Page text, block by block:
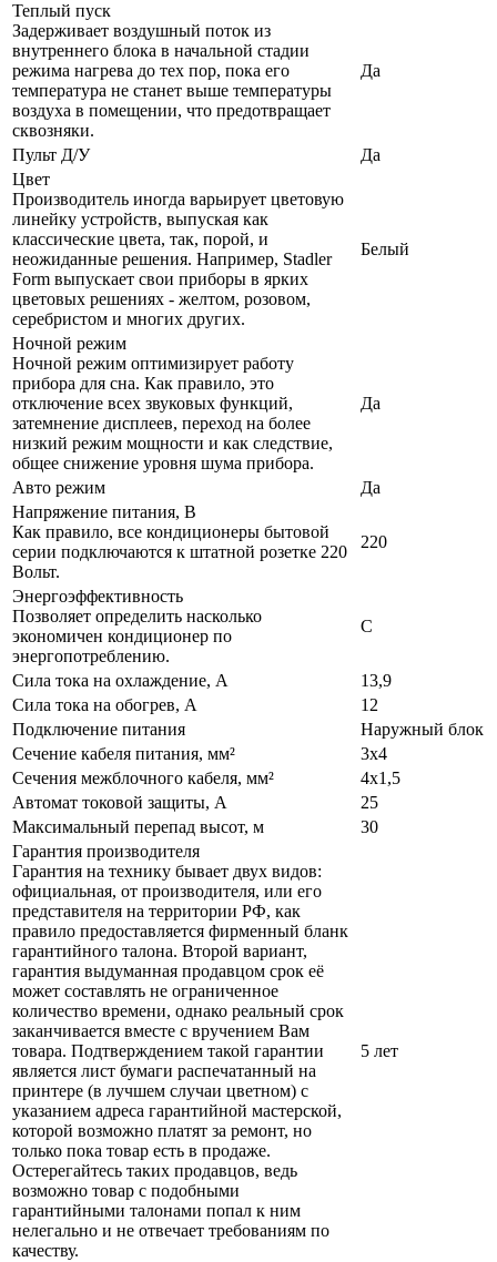
Теплый пуск
Задерживает воздушный поток из
внутреннего блока в начальной стадии
режима нагрева до тех пор, пока его
температура не станет выше температуры
воздуха в помещении, что предотвращает
сквозняки.
Да
Пульт Д/У
Да
Цвет
Производитель иногда варьирует цветовую
линейку устройств, выпуская как
классические цвета, так, порой, и
неожиданные решения. Например, Stadler
Form выпускает свои приборы в ярких
цветовых решениях - желтом, розовом,
серебристом и многих других.
Белый
Ночной режим
Ночной режим оптимизирует работу
прибора для сна. Как правило, это
отключение всех звуковых функций,
затемнение дисплеев, переход на более
низкий режим мощности и как следствие,
общее снижение уровня шума прибора.
Да
Авто режим
Да
Напряжение питания, В
Как правило, все кондиционеры бытовой
серии подключаются к штатной розетке 220
Вольт.
220
Энергоэффективность
Позволяет определить насколько
экономичен кондиционер по
энергопотреблению.
C
Сила тока на охлаждение, А
13,9
Сила тока на обогрев, А
12
Подключение питания
Наружный блок
Сечение кабеля питания, мм²
3х4
Сечения межблочного кабеля, мм²
4х1,5
Автомат токовой защиты, А
25
Максимальный перепад высот, м
30
Гарантия производителя
Гарантия на технику бывает двух видов:
официальная, от производителя, или его
представителя на территории РФ, как
правило предоставляется фирменный бланк
гарантийного талона. Второй вариант,
гарантия выдуманная продавцом срок её
может составлять не ограниченное
количество времени, однако реальный срок
заканчивается вместе с вручением Вам
товара. Подтверждением такой гарантии
является лист бумаги распечатанный на
принтере (в лучшем случаи цветном) с
указанием адреса гарантийной мастерской,
которой возможно платят за ремонт, но
только пока товар есть в продаже.
Остерегайтесь таких продавцов, ведь
возможно товар с подобными
гарантийными талонами попал к ним
нелегально и не отвечает требованиям по
качеству.
5 лет